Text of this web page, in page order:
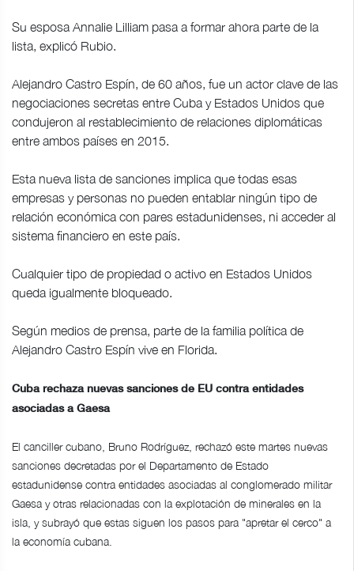
Su esposa Annalie Lilliam pasa a formar ahora parte de la
lista, explicó Rubio.
Alejandro Castro Espín, de 60 años, fue un actor clave de las
negociaciones secretas entre Cuba y Estados Unidos que
condujeron al restablecimiento de relaciones diplomáticas
entre ambos países en 2015.
Esta nueva lista de sanciones implica que todas esas
empresas y personas no pueden entablar ningún tipo de
relación económica con pares estadunidenses, ni acceder al
sistema financiero en este país.
Cualquier tipo de propiedad o activo en Estados Unidos
queda igualmente bloqueado.
Según medios de prensa, parte de la familia política de
Alejandro Castro Espín vive en Florida.
Cuba rechaza nuevas sanciones de EU contra entidades
asociadas a Gaesa
El canciller cubano, Bruno Rodríguez, rechazó este martes nuevas
sanciones decretadas por el Departamento de Estado
estadunidense contra entidades asociadas al conglomerado militar
Gaesa y otras relacionadas con la explotación de minerales en la
isla, y subrayó que estas siguen los pasos para "apretar el cerco" a
la economía cubana.